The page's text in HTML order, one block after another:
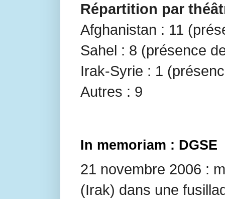
Répartition par
Afghanistan : 11
Sahel : 8 (présence
Irak-Syrie : 1
Autres : 9
In memoriam : DGSE
21 novembre 2006 :
(Irak) dans une